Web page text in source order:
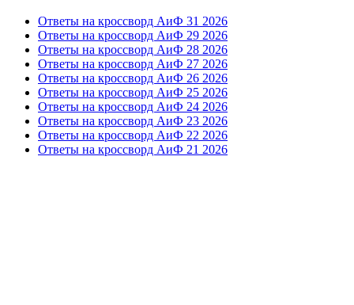
Ответы на кроссворд АиФ 31 2026
Ответы на кроссворд АиФ 29 2026
Ответы на кроссворд АиФ 28 2026
Ответы на кроссворд АиФ 27 2026
Ответы на кроссворд АиФ 26 2026
Ответы на кроссворд АиФ 25 2026
Ответы на кроссворд АиФ 24 2026
Ответы на кроссворд АиФ 23 2026
Ответы на кроссворд АиФ 22 2026
Ответы на кроссворд АиФ 21 2026